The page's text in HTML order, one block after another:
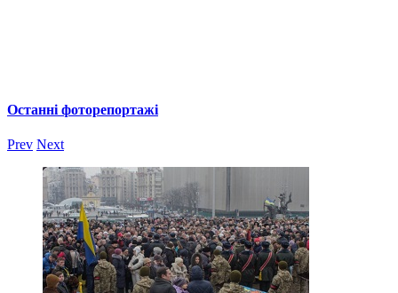
Останні фоторепортажі
Prev Next